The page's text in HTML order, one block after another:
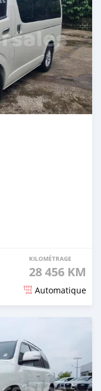
KILOMÉTRAGE
28 456 KM
Automatique